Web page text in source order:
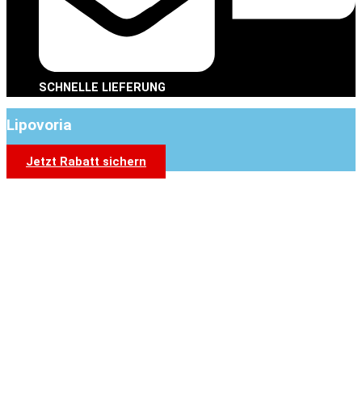
SCHNELLE LIEFERUNG
Lipovoria
Jetzt Rabatt sichern